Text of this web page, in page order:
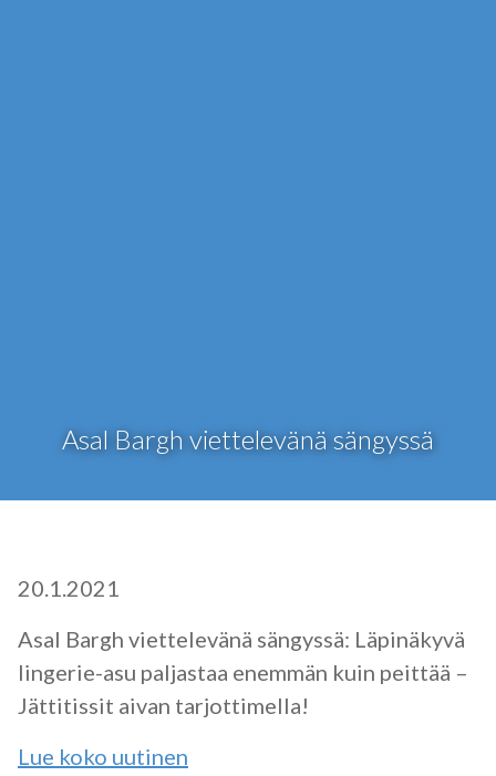
Asal Bargh viettelevänä sängyssä
20.1.2021
Asal Bargh viettelevänä sängyssä: Läpinäkyvä
lingerie-asu paljastaa enemmän kuin peittää –
Jättitissit aivan tarjottimella!
Lue koko uutinen